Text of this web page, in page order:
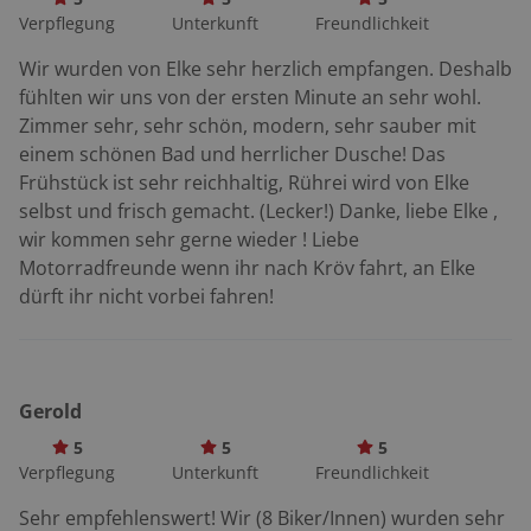
rechte Seite wieder. Zell ist die Stadt der »Schwarzen
Katze«. Kein Wunder, ist sie doch Namenspatron einer
der besten Weinlagen an der Mosel. Bei Traben-
Trarbach dreht die Mosel erneut eine Ehrenrunde.
Diesmal um den Festungsberg Montroyal herum. Das
rebenbestandene Plateau oberhalb der Stadt wurde
vom Sonnenkönig Ludwig XIV. zur Festung ausgebaut,
die in Kriegszeiten bis zu 40.000 Menschen
beherbergen konnte. Bernkastel weist eine
Besonderheit auf: Weil es niemals zerstört wurde,
besitzt es heute einen der am besten erhaltenen
Altstadt auf unserer Motorradtour an der Mosel
entlang bequem zu Fuß erkunden. Bei Niederemmel
biegen wir nach Neumagen ab, wo im Ort rechts an der
Verpflegung
Unterkunft
Freundlichkeit
Wir wurden von Elke sehr herzlich empfangen. Deshalb
fühlten wir uns von der ersten Minute an sehr wohl.
Zimmer sehr, sehr schön, modern, sehr sauber mit
einem schönen Bad und herrlicher Dusche! Das
Frühstück ist sehr reichhaltig, Rührei wird von Elke
selbst und frisch gemacht. (Lecker!) Danke, liebe Elke ,
wir kommen sehr gerne wieder ! Liebe
Motorradfreunde wenn ihr nach Kröv fahrt, an Elke
dürft ihr nicht vorbei fahren!
Gerold
5
Verpflegung
5
Unterkunft
5
Freundlichkeit
Sehr empfehlenswert! Wir (8 Biker/Innen) wurden sehr